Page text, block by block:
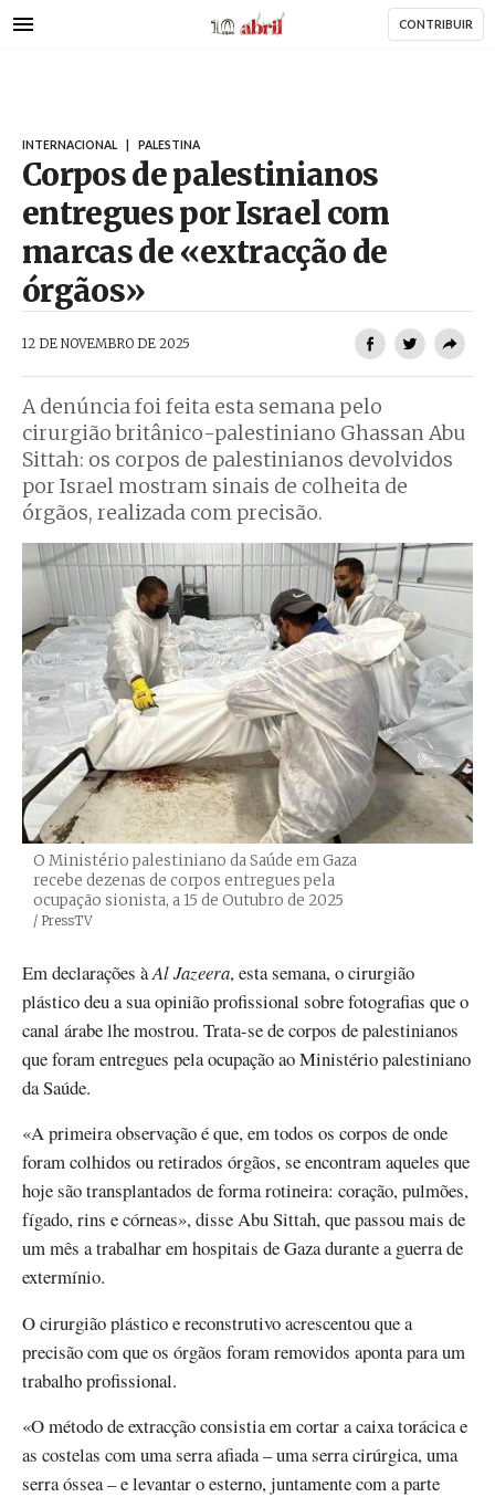
para
AbrilAbril CONTRIBUIR
INTERNACIONAL PALESTINA
Corpos de palestinianos
entregues por Israel com
marcas de «extracção de
órgãos»
12 DE NOVEMBRO DE 2025
A denúncia foi feita esta semana pelo
cirurgião britânico-palestiniano Ghassan Abu
Sittah: os corpos de palestinianos devolvidos
por Israel mostram sinais de colheita de
órgãos, realizada com precisão.
O Ministério palestiniano da Saúde em Gaza
recebe dezenas de corpos entregues pela
ocupação sionista, a 15 de Outubro de 2025
Créditos
/ PressTV
Em declarações àAl Jazeera, esta semana, o cirurgião
plástico deu a sua opinião profissional sobre fotografias que o
canal árabe lhe mostrou. Trata-se de corpos de palestinianos
que foram entregues pela ocupação ao Ministério palestiniano
da Saúde.
«A primeira observação é que, em todos os corpos de onde
foram colhidos ou retirados órgãos, se encontram aqueles que
hoje são transplantados de forma rotineira: coração, pulmões,
fígado, rins e córneas», disse Abu Sittah, que passou mais de
um mês a trabalhar em hospitais de Gaza durante a guerra de
extermínio.
O cirurgião plástico e reconstrutivo acrescentou que a
precisão com que os órgãos foram removidos aponta para um
trabalho profissional.
«O método de extracção consistia em cortar a caixa torácica e
as costelas com uma serra afiada – uma serra cirúrgica, uma
serra óssea – e levantar o esterno, juntamente com a parte